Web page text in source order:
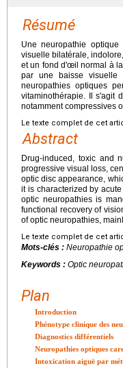
Résumé
Une neuropathie
visuelle bilatérale,
et un fond d'œil normal à
par une baisse visuelle
neuropathies optiques
vitaminothérapie. Il s'agit
notamment compressives
Le texte complet de cet
Abstract
Drug-induced, toxic and
progressive visual loss,
optic disc appearance,
it is characterized by
optic neuropathies is
functional recovery of
of optic neuropathies,
Le texte complet de cet
Mots-clés : Neuropathie
Keywords : Optic
Plan
Introduction
Phénotype clinique des
Diagnostics différentiels
Neuropathies optiques
Intoxication aiguë par